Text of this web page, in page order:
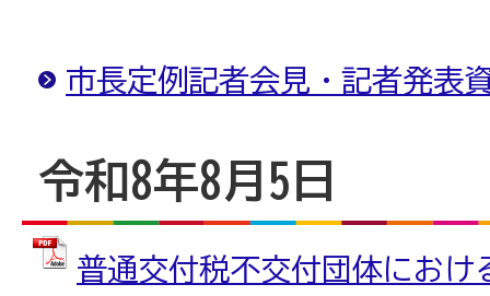
市長定例記者会見・記者発表
令和8年8月5日
普通交付税不交付団体におけ